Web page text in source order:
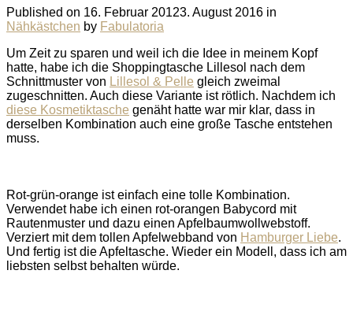
Published on 16. Februar 20123. August 2016 in
Nähkästchen by Fabulatoria
Um Zeit zu sparen und weil ich die Idee in meinem Kopf
hatte, habe ich die Shoppingtasche Lillesol nach dem
Schnittmuster von Lillesol & Pelle gleich zweimal
zugeschnitten. Auch diese Variante ist rötlich. Nachdem ich
diese Kosmetiktasche genäht hatte war mir klar, dass in
derselben Kombination auch eine große Tasche entstehen
muss.
Rot-grün-orange ist einfach eine tolle Kombination.
Verwendet habe ich einen rot-orangen Babycord mit
Rautenmuster und dazu einen Apfelbaumwollwebstoff.
Verziert mit dem tollen Apfelwebband von Hamburger Liebe.
Und fertig ist die Apfeltasche. Wieder ein Modell, dass ich am
liebsten selbst behalten würde.